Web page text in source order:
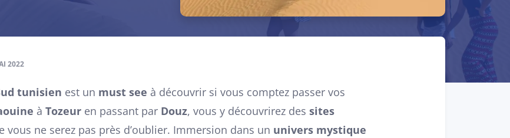
2022
tunisien est un must see à découvrir si vous comptez passer vos
à Tozeur en passant par Douz, vous y découvrirez des sites
vous ne serez pas près d’oublier. Immersion dans un univers mystique